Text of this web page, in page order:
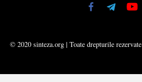
© 2020 sinteza.org | Toate drepturile rezervate